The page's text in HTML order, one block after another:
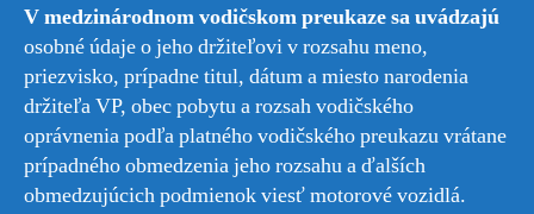
V medzinárodnom vodičskom preukaze sa uvádzajú
osobné údaje o jeho držiteľovi v rozsahu meno,
priezvisko, prípadne titul, dátum a miesto narodenia
držiteľa VP, obec pobytu a rozsah vodičského
oprávnenia podľa platného vodičského preukazu vrátane
prípadného obmedzenia jeho rozsahu a ďalších
obmedzujúcich podmienok viesť motorové vozidlá.